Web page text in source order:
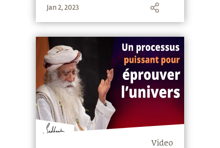
centré, capable de faire face sans
Jan 2, 2023
Video